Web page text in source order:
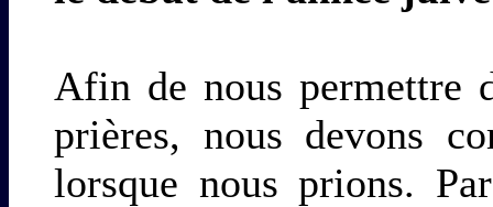
Afin de nous permettre
prières, nous devons
lorsque nous prions.